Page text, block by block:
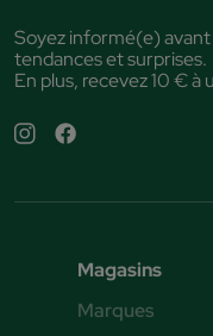
Soyez informé(e)
tendances et surprises.
En plus, recevez 10 € à
Magasins
Marques